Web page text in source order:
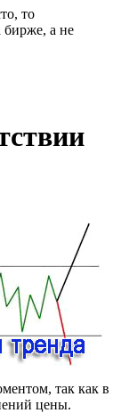
то
бирже, а не
так как в
цены.